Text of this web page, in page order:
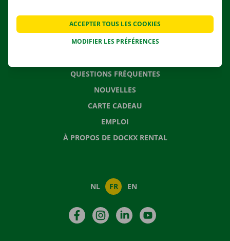
QUESTIONS FRÉQUENTES
NOUVELLES
CARTE CADEAU
EMPLOI
À PROPOS DE DOCKX RENTAL
NL FR EN
FacebookInstagramLinkedIn
MODIFIER LES PRÉFÉRENCES
ACCEPTER TOUS LES COOKIES